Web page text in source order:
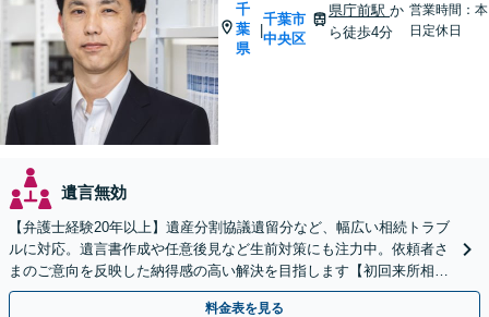
千
葉
県
|
千葉市
中央区
県庁前駅か
ら徒歩4分
営業時間：本
日定休日
遺言無効
【弁護士経験20年以上】遺産分割協議遺留分など、幅広い相続トラブ
ルに対応。遺言書作成や任意後見など生前対策にも注力中。依頼者さ
まのご意向を反映した納得感の高い解決を目指します【初回来所相談
無料】【電話相談・web面談可】【千葉中央駅5分】
料金表を見る